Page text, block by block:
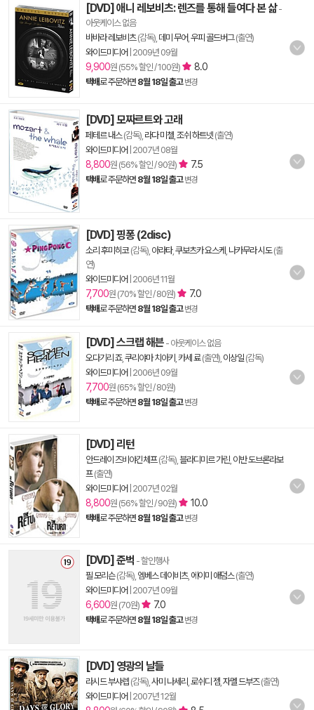
[DVD] 애니 레보비츠: 렌즈를 통해 들여다 본 삶-
아웃케이스 없음
바바라 레보비츠(감독), 데미 무어 우피 골드버그(출연)
와이드미디어 2009년 09월
9,900원 (55% 할인 / 100원) 8.0
택배로 주문하면 8월 18일 출고 변경
[DVD] 모짜르트와 고래
페테르 내스(감독), 라다 미첼 조쉬 하트넷 (출연)
와이드미디어 2007년 08월
8,800원 (56% 할인 / 90원) 7.5
택배로 주문하면 8월 18일 출고 변경
[DVD] 핑퐁 (2disc)
소리 후미히코(감독), 아라타, 쿠보츠카 요스케 나카무라 시도(출
연)
와이드미디어 2006년 11월
7,700원 (70% 할인 / 80원) 7.0
택배로 주문하면 8월 18일 출고 변경
[DVD] 스크랩 해븐 - 아웃케이스 없음
오다기리 죠, 쿠리야마 치아키 카세 료(출연), 이상일 (감독)
와이드미디어 2006년 09월
7,700원 (65% 할인 / 80원)
택배로 주문하면 8월 18일 출고 변경
[DVD] 리턴
안드레이 즈비야긴체프(감독), 블라디미르 가린 이반 도브론라보
프(출연)
와이드미디어 2007년 02월
8,800원 (56% 할인 / 90원) 10.0
택배로 주문하면 8월 18일 출고 변경
[DVD] 준벅 - 할인행사
필 모리슨(감독), 엠베스 데이비츠, 에이미 애덤스(출연)
와이드미디어 2007년 09월
6,600원 (70원) 7.0
택배로 주문하면 8월 18일 출고 변경
[DVD] 영광의 날들
라시드 부샤렙 (감독), 사미 나세리 로쉬디 젬 자멜 드부즈(출연)
와이드미디어 2007년 12월